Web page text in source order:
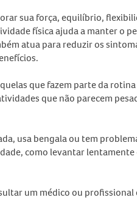
sua força, equilíbrio,
físicaajuda a manter o
atua para reduzir os
que fazem parte da rotina
que não parecem
usa bengala ou tem
como levantar lentamente
um médico ou profissional